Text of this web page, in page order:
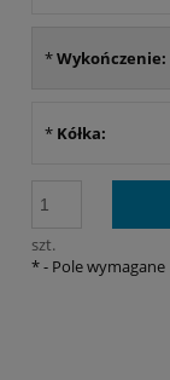
*Wykończenie:
* Kółka:
szt.
*- Pole wymagane